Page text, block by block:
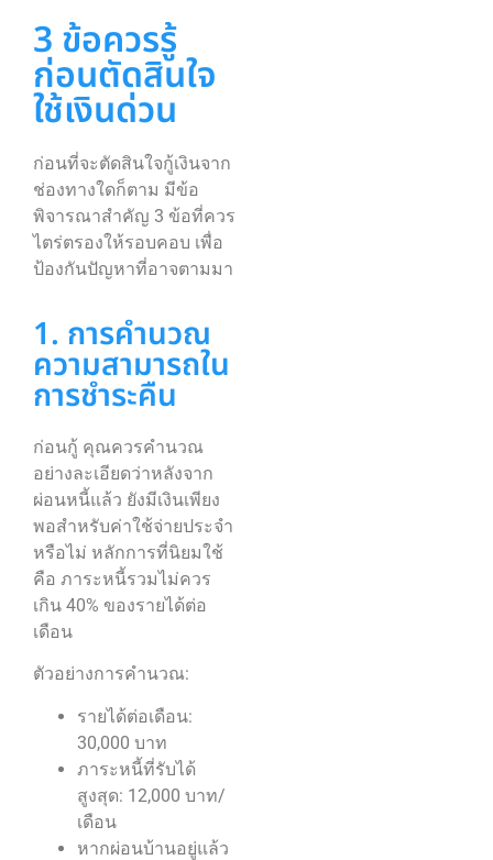
3 ข้อควรรู้
ก่อนตัดสินใจ
ใช้เงินด่วน
ก่อนที่จะตัดสินใจกู้เงินจาก
ช่องทางใดก็ตาม มีข้อ
พิจารณาสำคัญ 3 ข้อที่ควร
ไตร่ตรองให้รอบคอบ เพื่อ
ป้องกันปัญหาที่อาจตามมา
1. การคำนวณ
ความสามารถใน
การชำระคืน
ก่อนกู้ คุณควรคำนวณ
อย่างละเอียดว่าหลังจาก
ผ่อนหนี้แล้ว ยังมีเงินเพียง
พอสำหรับค่าใช้จ่ายประจำ
หรือไม่ หลักการที่นิยมใช้
คือ ภาระหนี้รวมไม่ควร
เกิน 40% ของรายได้ต่อ
เดือน
ตัวอย่างการคำนวณ:
รายได้ต่อเดือน:
30,000 บาท
ภาระหนี้ที่รับได้
สูงสุด: 12,000 บาท/
เดือน
หากผ่อนบ้านอยู่แล้ว